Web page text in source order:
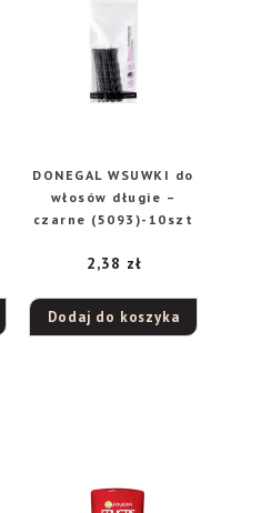
DONEGAL WSUWKI do
włosów długie –
czarne (5093)-10szt
2,38 zł
Dodaj do koszyka